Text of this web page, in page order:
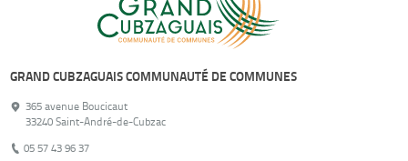
GRAND CUBZAGUAIS COMMUNAUTÉ DE COMMUNES
365 avenue Boucicaut
33240 Saint-André-de-Cubzac
05 57 43 96 37